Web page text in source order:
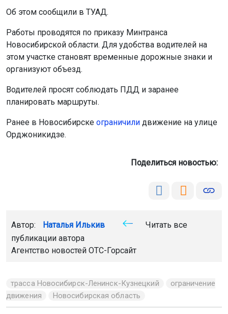
Об этом сообщили в ТУАД.
Работы проводятся по приказу Минтранса
Новосибирской области. Для удобства водителей на
этом участке становят временные дорожные знаки и
организуют объезд.
Водителей просят соблюдать ПДД и заранее
планировать маршруты.
Ранее в Новосибирске ограничили движение на улице
Орджоникидзе.
Поделиться новостью:
Автор: Наталья Илькив
Читать все
публикации автора
Агентство новостей ОТС-Горсайт
трасса Новосибирск-Ленинск-Кузнецкий
ограничение
движения
Новосибирская область